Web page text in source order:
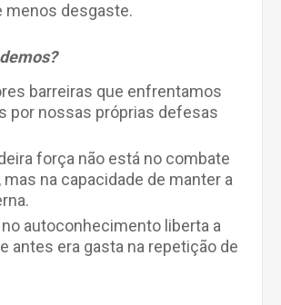
menos desgaste.
barreiras que enfrentamos
por nossas próprias defesas
força não está no combate
na capacidade de manter a
autoconhecimento liberta a
antes era gasta na repetição de